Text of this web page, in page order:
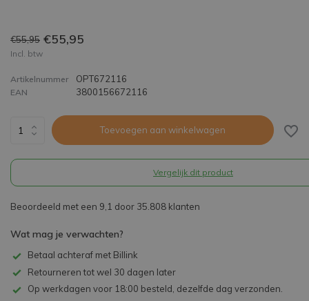
€55,95 €55,95
Incl. btw
Artikelnummer OPT672116
EAN 3800156672116
Toevoegen aan winkelwagen
Vergelijk dit product
Beoordeeld met een 9,1 door 35.808 klanten
Wat mag je verwachten?
Betaal achteraf met Billink
Retourneren tot wel 30 dagen later
Op werkdagen voor 18:00 besteld, dezelfde dag verzonden.